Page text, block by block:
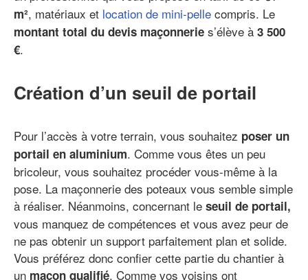
m², matériaux et location de mini-pelle compris. Le
montant total du devis maçonnerie s’élève à 3 500
€.
Création d’un seuil de portail
Pour l’accès à votre terrain, vous souhaitez poser un
portail en aluminium. Comme vous êtes un peu
bricoleur, vous souhaitez procéder vous-même à la
pose. La maçonnerie des poteaux vous semble simple
à réaliser. Néanmoins, concernant le seuil de portail,
vous manquez de compétences et vous avez peur de
ne pas obtenir un support parfaitement plan et solide.
Vous préférez donc confier cette partie du chantier à
un maçon qualifié. Comme vos voisins ont